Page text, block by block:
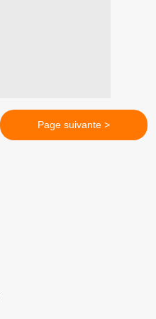
Page suivante >